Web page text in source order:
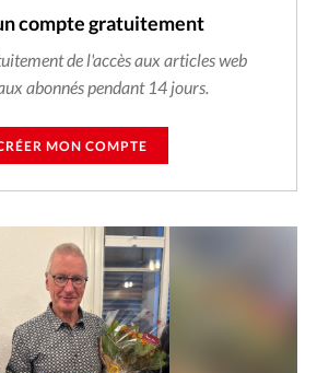
compte gratuitement
de l'accès aux articles web
abonnés pendant 14 jours.
MON COMPTE